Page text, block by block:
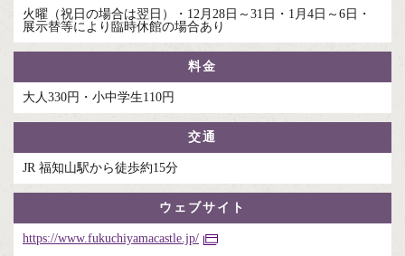
火曜（祝日の場合は翌日）・12月28日～31日・1月4日～6日・
展示替等により臨時休館の場合あり
料金
大人330円・小中学生110円
交通
JR 福知山駅から徒歩約15分
ウェブサイト
https://www.fukuchiyamacastle.jp/